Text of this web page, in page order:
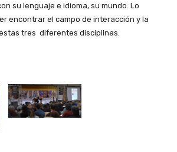
su lenguaje e idioma, su mundo. Lo
encontrar el campo de interacción y la
tres diferentes disciplinas.